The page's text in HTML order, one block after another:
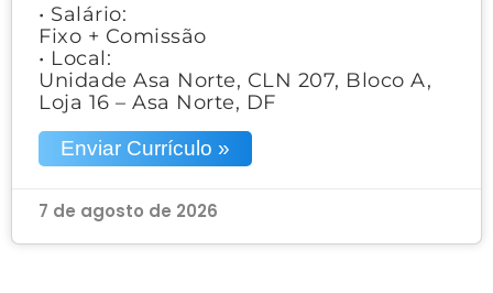
• Salário:
Fixo + Comissão
• Local:
Unidade Asa Norte, CLN 207, Bloco A,
Loja 16 – Asa Norte, DF
Enviar Currículo »
7 de agosto de 2026